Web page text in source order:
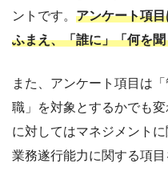
ントです。 アンケート項
ふまえ、「誰に」「何を
また、アンケート項目は
職」を対象とするかでも
に対してはマネジメント
業務遂行能力に関する項